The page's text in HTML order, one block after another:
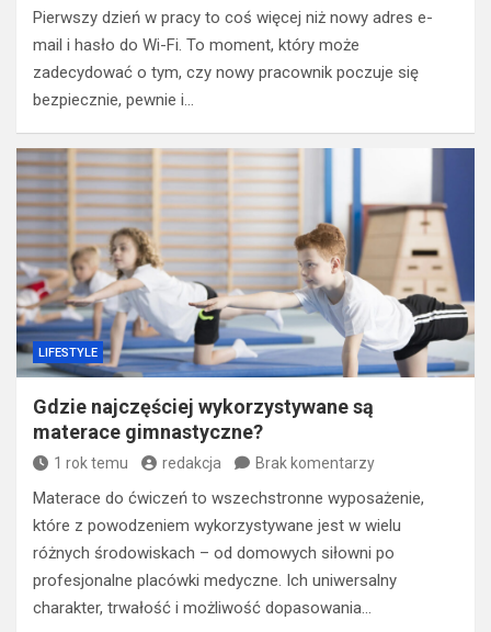
Pierwszy dzień w pracy to coś więcej niż nowy adres e-
mail i hasło do Wi-Fi. To moment, który może
zadecydować o tym, czy nowy pracownik poczuje się
bezpiecznie, pewnie i…
LIFESTYLE
Gdzie najczęściej wykorzystywane są
materace gimnastyczne?
1 rok temu redakcja Brak komentarzy
Materace do ćwiczeń to wszechstronne wyposażenie,
które z powodzeniem wykorzystywane jest w wielu
różnych środowiskach – od domowych siłowni po
profesjonalne placówki medyczne. Ich uniwersalny
charakter, trwałość i możliwość dopasowania…